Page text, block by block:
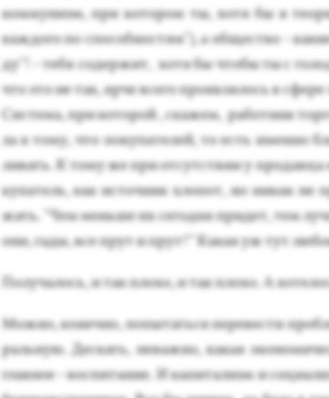
ком­му­низм, при ко­тором ты, хо­тя бы в
каж­до­го по спо­соб­ностям"), а об­щес­тво -
ду"! - те­бя со­дер­жит, хо­тя бы что­бы ты с
что это не так, яр­че все­го про­яв­ля­лось в
Сис­те­ма, при ко­торой , ска­жем, ра­бот­ник
ла к то­му, что по­купа­телей, то есть имен­но
ливать. К то­му же при от­сутс­твии у
купа­тель, как ис­точник хло­пот, но ни­как не
жать. "Чем мень­ше их се­год­ня при­дет, тем
они, га­ды, все прут и прут!" Ка­кая уж тут
По­луча­лось, и так пло­хо, и так пло­хо. А
Мож­но, ко­неч­но, по­пытать­ся пе­ревес­ти
раль­ную. Дес­кать, не­важ­но, ка­кая
глав­ное - вос­пи­тание. И ка­пита­лизм и